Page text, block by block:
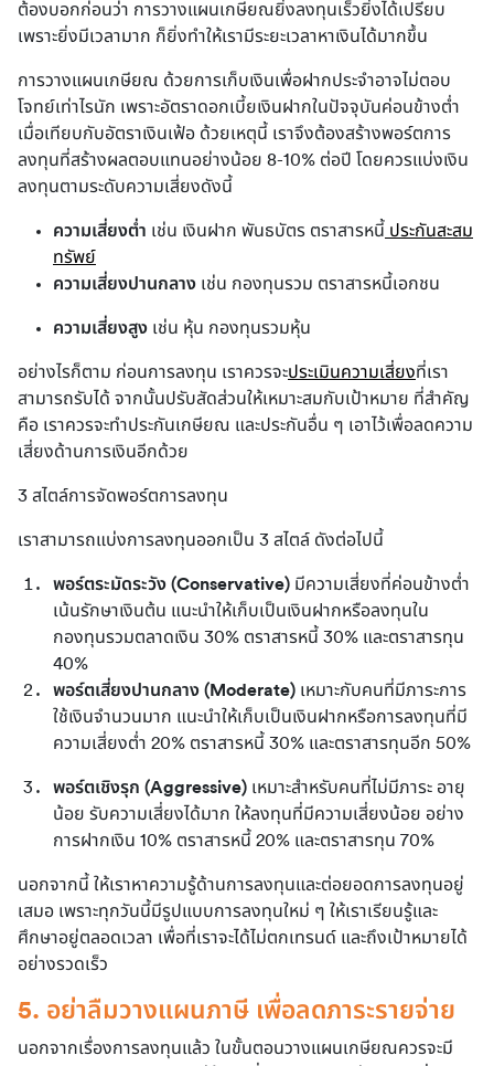
ต้องบอกก่อนว่า การวางแผนเกษียณยิ่งลงทุนเร็วยิ่งได้เปรียบ
เพราะยิ่งมีเวลามาก ก็ยิ่งทำให้เรามีระยะเวลาหาเงินได้มากขึ้น
การวางแผนเกษียณ ด้วยการเก็บเงินเพื่อฝากประจำอาจไม่ตอบ
โจทย์เท่าไรนัก เพราะอัตราดอกเบี้ยเงินฝากในปัจจุบันค่อนข้างต่ำ
เมื่อเทียบกับอัตราเงินเฟ้อ ด้วยเหตุนี้ เราจึงต้องสร้างพอร์ตการ
ลงทุนที่สร้างผลตอบแทนอย่างน้อย 8-10% ต่อปี โดยควรแบ่งเงิน
ลงทุนตามระดับความเสี่ยงดังนี้
ความเสี่ยงต่ำ เช่น เงินฝาก พันธบัตร ตราสารหนี้ ประกันสะสม
ทรัพย์
ความเสี่ยงปานกลาง เช่น กองทุนรวม ตราสารหนี้เอกชน
ความเสี่ยงสูง เช่น หุ้น กองทุนรวมหุ้น
อย่างไรก็ตาม ก่อนการลงทุน เราควรจะประเมินความเสี่ยงที่เรา
สามารถรับได้ จากนั้นปรับสัดส่วนให้เหมาะสมกับเป้าหมาย ที่สำคัญ
คือ เราควรจะทำประกันเกษียณ และประกันอื่น ๆ เอาไว้เพื่อลดความ
เสี่ยงด้านการเงินอีกด้วย
3 สไตล์การจัดพอร์ตการลงทุน
เราสามารถแบ่งการลงทุนออกเป็น 3 สไตล์ ดังต่อไปนี้
พอร์ตระมัดระวัง (Conservative) มีความเสี่ยงที่ค่อนข้างต่ำ
เน้นรักษาเงินต้น แนะนำให้เก็บเป็นเงินฝากหรือลงทุนใน
กองทุนรวมตลาดเงิน 30% ตราสารหนี้ 30% และตราสารทุน
40%
พอร์ตเสี่ยงปานกลาง (Moderate) เหมาะกับคนที่มีภาระการ
ใช้เงินจำนวนมาก แนะนำให้เก็บเป็นเงินฝากหรือการลงทุนที่มี
ความเสี่ยงต่ำ 20% ตราสารหนี้ 30% และตราสารทุนอีก 50%
พอร์ตเชิงรุก (Aggressive) เหมาะสำหรับคนที่ไม่มีภาระ อายุ
น้อย รับความเสี่ยงได้มาก ให้ลงทุนที่มีความเสี่ยงน้อย อย่าง
การฝากเงิน 10% ตราสารหนี้ 20% และตราสารทุน 70%
นอกจากนี้ ให้เราหาความรู้ด้านการลงทุนและต่อยอดการลงทุนอยู่
เสมอ เพราะทุกวันนี้มีรูปแบบการลงทุนใหม่ ๆ ให้เราเรียนรู้และ
ศึกษาอยู่ตลอดเวลา เพื่อที่เราจะได้ไม่ตกเทรนด์ และถึงเป้าหมายได้
อย่างรวดเร็ว
5. อย่าลืมวางแผนภาษี เพื่อลดภาระรายจ่าย
นอกจากเรื่องการลงทุนแล้ว ในขั้นตอนวางแผนเกษียณควรจะมี